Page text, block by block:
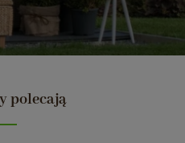
polecają